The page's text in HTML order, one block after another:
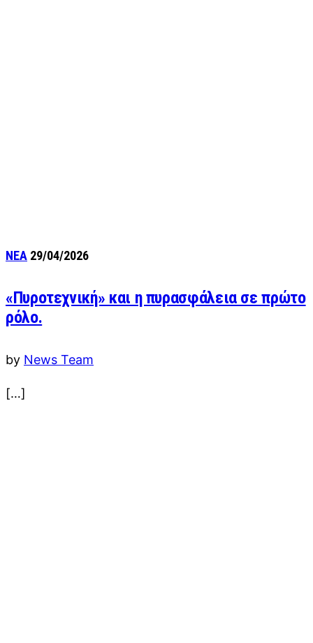
ΝΕΑ 29/04/2026
«Πυροτεχνική» και η πυρασφάλεια σε πρώτο
ρόλο.
by News Team
[…]